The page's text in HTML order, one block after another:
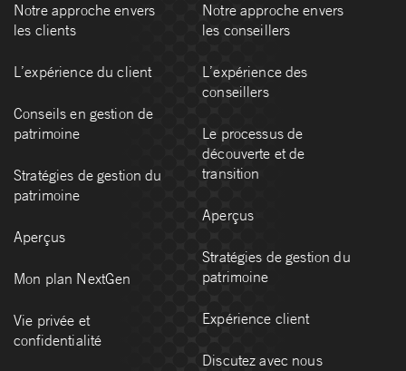
Notre approche envers
les clients
L’expérience du client
Conseils en gestion de
patrimoine
Stratégies de gestion du
patrimoine
Aperçus
Mon plan NextGen
Vie privée et
confidentialité
Notre approche envers
les conseillers
L’expérience des
conseillers
Le processus de
découverte et de
transition
Aperçus
Stratégies de gestion du
patrimoine
Expérience client
Discutez avec nous